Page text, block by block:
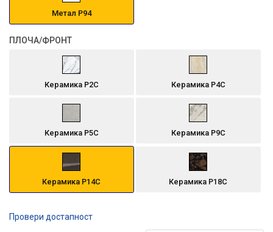
Метал P94
ПЛОЧА/ФРОНТ
Керамика P2C Керамика P4C
Керамика P5C Керамика P9C
Керамика P14C Керамика P18C
Провери достапност